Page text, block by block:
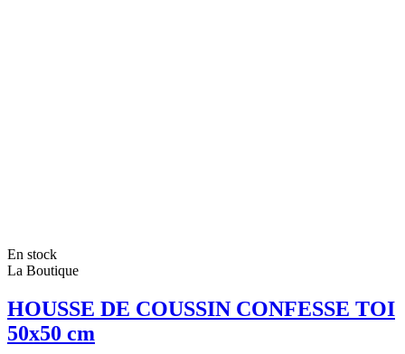
En stock
La Boutique
HOUSSE DE COUSSIN CONFESSE TOI
50x50 cm